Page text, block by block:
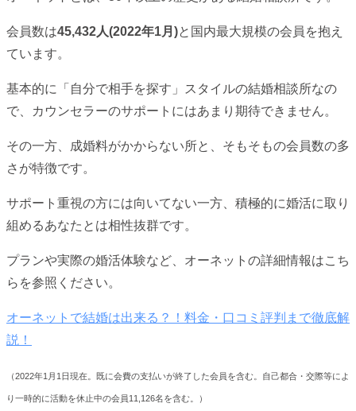
会員数は45,432人(2022年1月)と国内最大規模の会員を抱え
ています。
基本的に「自分で相手を探す」スタイルの結婚相談所なの
で、カウンセラーのサポートにはあまり期待できません。
その一方、成婚料がかからない所と、そもそもの会員数の多
さが特徴です。
サポート重視の方には向いてない一方、積極的に婚活に取り
組めるあなたとは相性抜群です。
プランや実際の婚活体験など、オーネットの詳細情報はこち
らを参照ください。
オーネットで結婚は出来る？！料金・口コミ評判まで徹底解
説！
（2022年1月1日現在。既に会費の支払いが終了した会員を含む。自己都合・交際等によ
り一時的に活動を休止中の会員11,126名を含む。）